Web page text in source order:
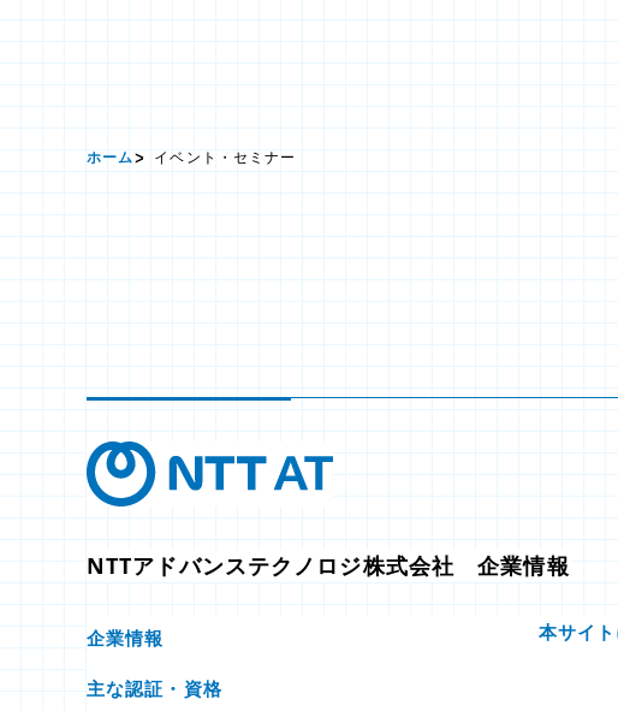
ホーム イベント・セミナー
NTTアドバンステクノロジ株式会社 企業情報
企業情報 本サイ
主な認証・資格